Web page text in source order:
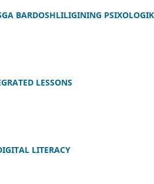
BARDOSHLILIGINING
LESSONS
LITERACY